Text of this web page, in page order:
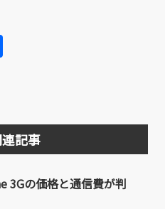
記事
3Gの価格と通信費が判